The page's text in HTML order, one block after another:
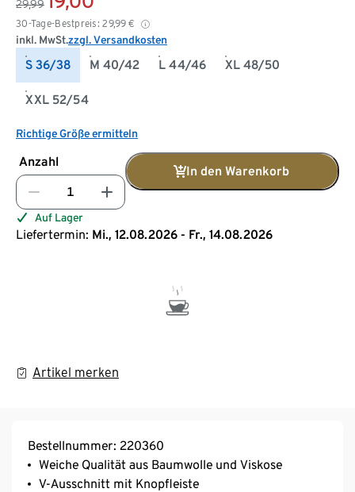
29,99
30-Tage-Bestpreis: 29,99 €
inkl. MwSt.zzgl. Versandkosten
S 36/38 M 40/42 L 44/46 XL 48/50
XXL 52/54
Richtige Größe ermitteln
Anzahl
In den Warenkorb
Auf Lager
Liefertermin: Mi., 12.08.2026 - Fr., 14.08.2026
Artikel merken
Bestellnummer: 220360
Weiche Qualität aus Baumwolle und Viskose
V-Ausschnitt mit Knopfleiste